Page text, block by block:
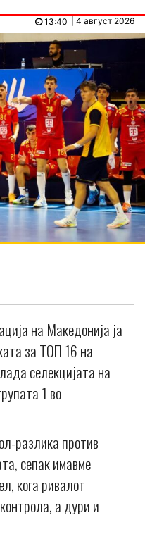
| 4 август 2026
13:40
на Македонија ја
за ТОП 16 на
селекцијата на
1 во
разлика против
сепак имавме
кога ривалот
а дури и